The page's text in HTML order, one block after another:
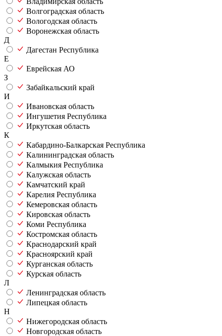
Волгоградская область
Вологодская область
Воронежская область
Д
Дагестан Республика
Е
Еврейская АО
З
Забайкальский край
И
Ивановская область
Ингушетия Республика
Иркутская область
К
Кабардино-Балкарская Республика
Калининградская область
Калмыкия Республика
Калужская область
Камчатский край
Карелия Республика
Кемеровская область
Кировская область
Коми Республика
Костромская область
Краснодарский край
Красноярский край
Курганская область
Курская область
Л
Ленинградская область
Липецкая область
Н
Нижегородская область
Новгородская область